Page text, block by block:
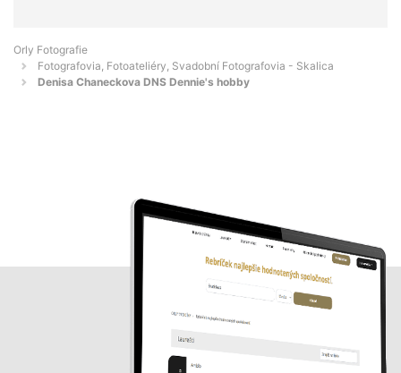
Orly Fotografie
Fotografovia, Fotoateliéry, Svadobní Fotografovia - Skalica
Denisa Chaneckova DNS Dennie's hobby